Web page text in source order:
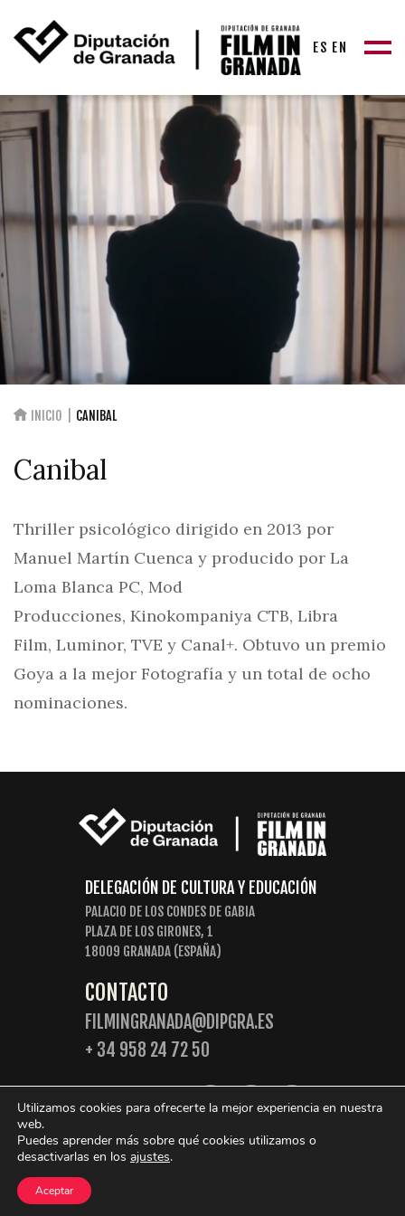
ES EN
INICIO CANIBAL
Canibal
Thriller psicológico dirigido en 2013 por
Manuel Martín Cuenca y producido por La
Loma Blanca PC, Mod
Producciones, Kinokompaniya CTB, Libra
Film, Luminor, TVE y Canal+. Obtuvo un premio
Goya a la mejor Fotografía y un total de ocho
nominaciones.
DELEGACIÓN DE CULTURA Y EDUCACIÓN
PALACIO DE LOS CONDES DE GABIA
PLAZA DE LOS GIRONES, 1
18009 GRANADA (ESPAÑA)
CONTACTO
FILMINGRANADA@DIPGRA.ES
+ 34 958 24 72 50
SIGUENOS:
© 2026 Film in Granada. Algunos derechos reservados.
Política de Privacidad
Utilizamos cookies para ofrecerte la mejor experiencia en nuestra
web.
Puedes aprender más sobre qué cookies utilizamos o
desactivarlas en los ajustes.
Aceptar